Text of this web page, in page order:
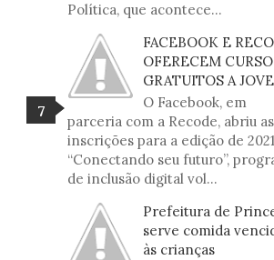
Política, que acontece...
FACEBOOK E
OFERECEM
GRATUITOS A
O Facebook, em
parceria com a Recode, abriu as
inscrições para a edição de
“Conectando seu futuro”,
de inclusão digital vol...
Prefeitura de
serve comida
às crianças